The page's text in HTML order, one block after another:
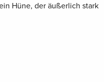
Hüne, der äußerlich stark